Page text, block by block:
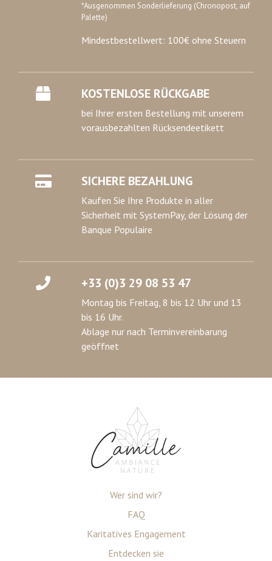
*Ausgenommen Sonderlieferung (Chronopost, auf
Palette)
Mindestbestellwert: 100€ ohne Steuern
KOSTENLOSE RÜCKGABE
bei Ihrer ersten Bestellung mit unserem
vorausbezahlten Rücksendeetikett
SICHERE BEZAHLUNG
Kaufen Sie Ihre Produkte in aller
Sicherheit mit SystemPay, der Lösung der
Banque Populaire
+33 (0)3 29 08 53 47
Montag bis Freitag, 8 bis 12 Uhr und 13
bis 16 Uhr.
Ablage nur nach Terminvereinbarung
geöffnet
Wer sind wir?
FAQ
Karitatives Engagement
Entdecken sie